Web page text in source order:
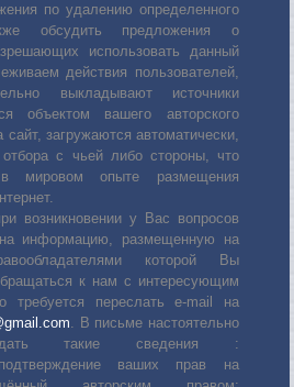
по удалению определенного
обсудить предложения о
использовать данный
действия пользователей,
выкладывают источники
объектом вашего авторского
загружаются автоматически,
с чьей либо стороны, что
мировом опыте размещения
возникновении у Вас вопросов
информацию, размещенную на
которой Вы
к нам с интересующим
требуется переслать е-mail на
. В письме настоятельно
такие сведения :
ваших прав на